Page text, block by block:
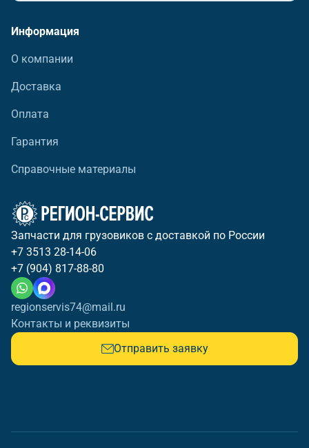
Информация
О компании
Доставка
Оплата
Гарантия
Справочные материалы
Запчасти для грузовиков с доставкой по России
+7 3513 28-14-06
+7 (904) 817-88-80
regionservis74@mail.ru
Контакты и реквизиты
Отправить заявку